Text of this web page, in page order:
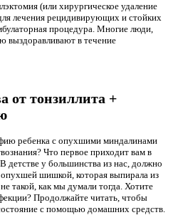
(или хирургическое удаление
лечения рецидивирующих и стойких
процедура. Многие люди,
выздоравливают в течение
от тонзиллита +
ребенка с опухшими миндалинами
Что первое приходит вам в
детстве у большинства из нас, должно
опухшей шишкой, которая выпирала из
такой, как мы думали тогда. Хотите
Продолжайте читать, чтобы
с помощью домашних средств.